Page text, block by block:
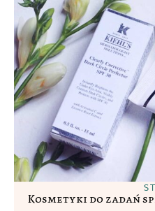
Kosmetyki do zadań